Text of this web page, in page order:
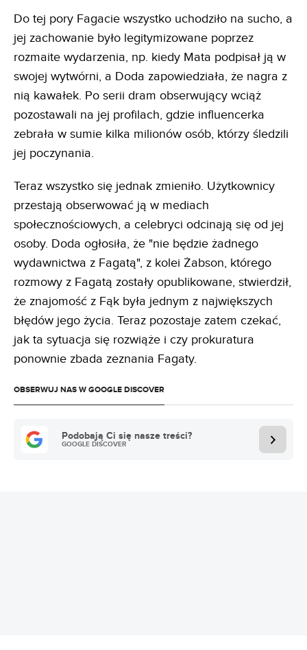
Do tej pory Fagacie wszystko uchodziło na sucho, a
jej zachowanie było legitymizowane poprzez
rozmaite wydarzenia, np. kiedy Mata podpisał ją w
swojej wytwórni, a Doda zapowiedziała, że nagra z
nią kawałek. Po serii dram obserwujący wciąż
pozostawali na jej profilach, gdzie influencerka
zebrała w sumie kilka milionów osób, którzy śledzili
jej poczynania.
Teraz wszystko się jednak zmieniło. Użytkownicy
przestają obserwować ją w mediach
społecznościowych, a celebryci odcinają się od jej
osoby. Doda ogłosiła, że "nie będzie żadnego
wydawnictwa z Fagatą", z kolei Żabson, którego
rozmowy z Fagatą zostały opublikowane, stwierdził,
że znajomość z Fąk była jednym z największych
błędów jego życia. Teraz pozostaje zatem czekać,
jak ta sytuacja się rozwiąże i czy prokuratura
ponownie zbada zeznania Fagaty.
OBSERWUJ NAS W GOOGLE DISCOVER
Podobają Ci się nasze treści?
GOOGLE DISCOVER